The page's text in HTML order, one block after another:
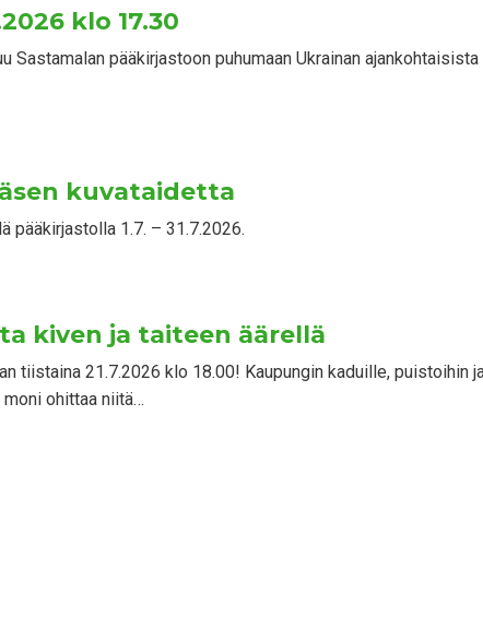
klo 17.30
pääkirjastoon puhumaan Ukrainan ajankohtaisista
kuvataidetta
pääkirjastolla 1.7. – 31.7.2026.
kiven ja taiteen äärellä
tiistaina 21.7.2026 klo 18.00! Kaupungin kaduille, puistoihin
ohittaa niitä…